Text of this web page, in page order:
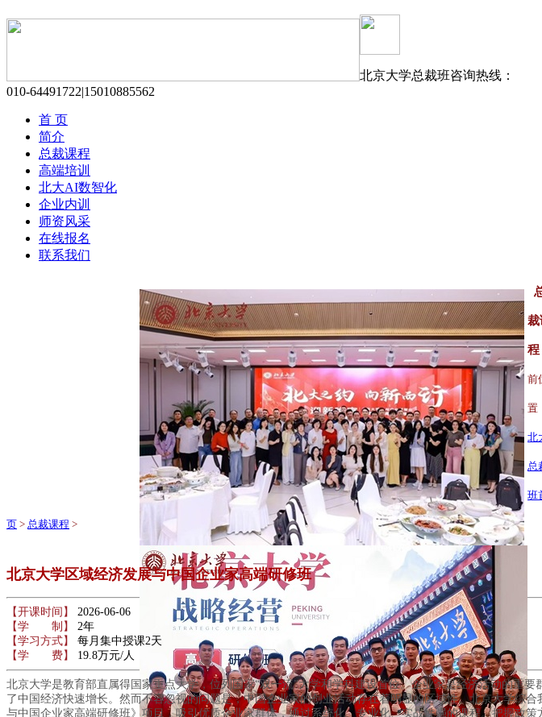
北京大学总裁班咨询热线：
010-64491722|15010885562
首 页
简介
总裁课程
高端培训
北大AI数智化
企业内训
师资风采
在线报名
联系我们
裁
程
前
置
北
总
班
页 > 总裁课程 >
北京大学区域经济发展与中国企业家高端研修班
【开课时间】 2026-06-06
【学 制】 2年
【学习方式】 每月集中授课2天
【学 费】 19.8万元/人
北京大学是教育部直属得国家重点大学，位列国家“双一流”大学和学科建设首位。企业家是经济活动的重
了中国经济快速增长。然而不容忽视的问题是，中国企业家的创业活动存在着明显的区域性。北京大学综
与中国企业家高端研修班》项目，吸引优质企业家群体，通过系统化、专业化、实战性强的课程。把握政